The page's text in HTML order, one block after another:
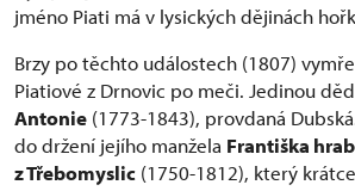
jméno Piati má v lysických dějinách
Brzy po těchto událostech (1807)
Piatiové z Drnovic po meči. Jedinou
Antonie (1773-1843), provdaná
do držení jejího manžela Františka
z Třebomyslic (1750-1812), který